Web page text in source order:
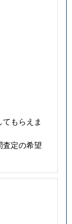
もらえま
査定の希望